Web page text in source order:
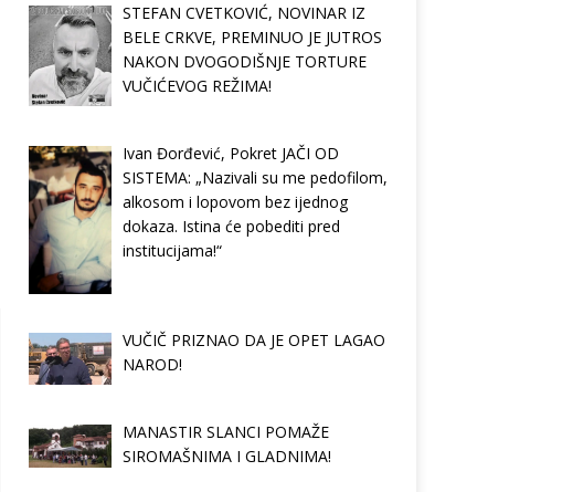
STEFAN CVETKOVIĆ, NOVINAR IZ
BELE CRKVE, PREMINUO JE JUTROS
NAKON DVOGODIŠNJE TORTURE
VUČIĆEVOG REŽIMA!
Ivan Đorđević, Pokret JAČI OD
SISTEMA: „Nazivali su me pedofilom,
alkosom i lopovom bez ijednog
dokaza. Istina će pobediti pred
institucijama!“
VUČIČ PRIZNAO DA JE OPET LAGAO
NAROD!
MANASTIR SLANCI POMAŽE
SIROMAŠNIMA I GLADNIMA!